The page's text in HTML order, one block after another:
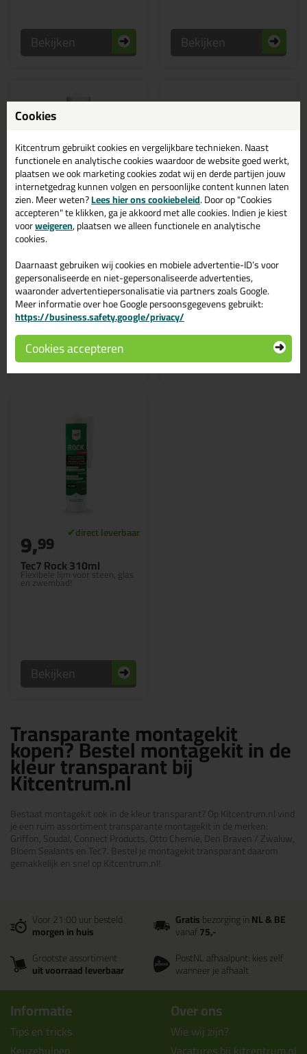
Bekijken Bekijken
Zwaluw Clear Fix koker
290ml
Glasheldere lijm voor gebruik
binnenshuis
6,39
Bekijken
koker
Transparante lijmkit voor
Acrylglas
6,49
Bekijken
Tec7 Rock 310ml
Flexibele lijm voor steen, glas
en zwembad!
9,99
Bekijken
Transparante montagekit
kopen? Bestel montagekit in de
kleur transparant bij
Kitcentrum.nl
Bestaat montagekit ook in de kleur transparant? Op Kitcentrum.nl vind
je een ruim assortiment transparante montagekit in de merken:
Griffon, Soudal, Connect Products, Otto Chemie, Den Braven / Zwaluw,
Bloem Sealants en Tec7. Bestel je montagekit transparant daarom
gemakkelijk en snel op Kitcentrum.nl!
Voor 21:00 uur besteld
morgen in huis
Gratisbezorging inNL & BE
vanaf75,-
Grootste assortiment
uit voorraad leverbaar
PostNL afhaalpunt: kies zelf
wanneer je afhaalt
Informatie
Tips en tricks
Over ons
Wie wij zijn?
Cookies
Kitcentrum gebruikt cookies en vergelijkbare technieken. Naast
functionele en analytische cookies waardoor de website goed werkt,
plaatsen we ook marketing cookies zodat wij en derde partijen jouw
internetgedrag kunnen volgen en persoonlijke content kunnen laten
zien. Meer weten?Lees hier ons cookiebeleid. Door op "Cookies
accepteren" te klikken, ga je akkoord met alle cookies. Indien je kiest
voorweigeren, plaatsen we alleen functionele en analytische
cookies.
Daarnaast gebruiken wij cookies en mobiele advertentie-ID’s voor
gepersonaliseerde en niet-gepersonaliseerde advertenties,
waaronder advertentiepersonalisatie via partners zoals Google.
Meer informatie over hoe Google persoonsgegevens gebruikt:
https://business.safety.google/privacy/
Cookies accepteren